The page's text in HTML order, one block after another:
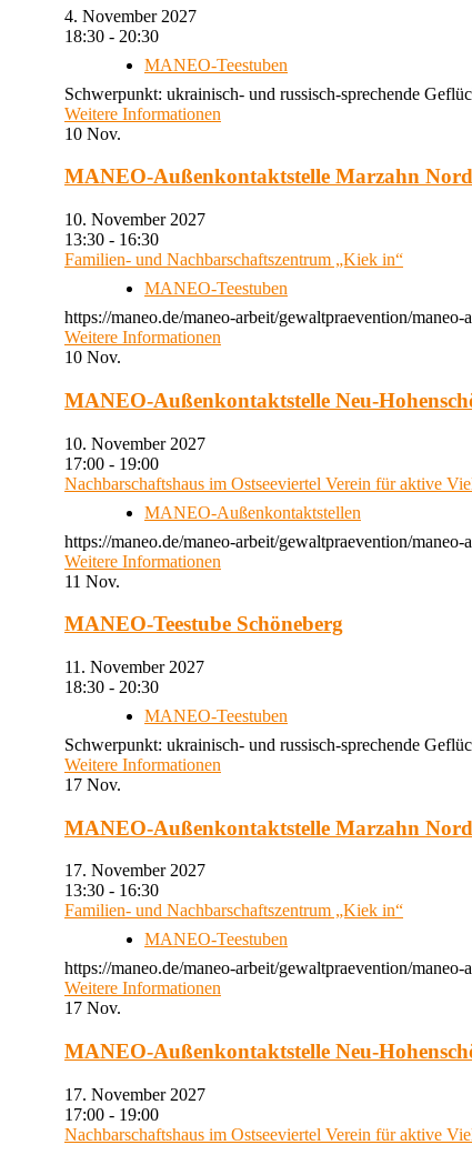
4. November 2027
18:30 - 20:30
MANEO-Teestuben
Schwerpunkt: ukrainisch- und russisch-sprechende
Weitere Informationen
10 Nov.
MANEO-Außenkontaktstelle Marzahn Nord
10. November 2027
13:30 - 16:30
Familien- und Nachbarschaftszentrum „Kiek in“
MANEO-Teestuben
https://maneo.de/maneo-arbeit/gewaltpraevention/
Weitere Informationen
10 Nov.
MANEO-Außenkontaktstelle Neu-
10. November 2027
17:00 - 19:00
Nachbarschaftshaus im Ostseeviertel Verein für aktive
MANEO-Außenkontaktstellen
https://maneo.de/maneo-arbeit/gewaltpraevention/
Weitere Informationen
11 Nov.
MANEO-Teestube Schöneberg
11. November 2027
18:30 - 20:30
MANEO-Teestuben
Schwerpunkt: ukrainisch- und russisch-sprechende
Weitere Informationen
17 Nov.
MANEO-Außenkontaktstelle Marzahn Nord
17. November 2027
13:30 - 16:30
Familien- und Nachbarschaftszentrum „Kiek in“
MANEO-Teestuben
https://maneo.de/maneo-arbeit/gewaltpraevention/
Weitere Informationen
17 Nov.
MANEO-Außenkontaktstelle Neu-
17. November 2027
17:00 - 19:00
Nachbarschaftshaus im Ostseeviertel Verein für aktive